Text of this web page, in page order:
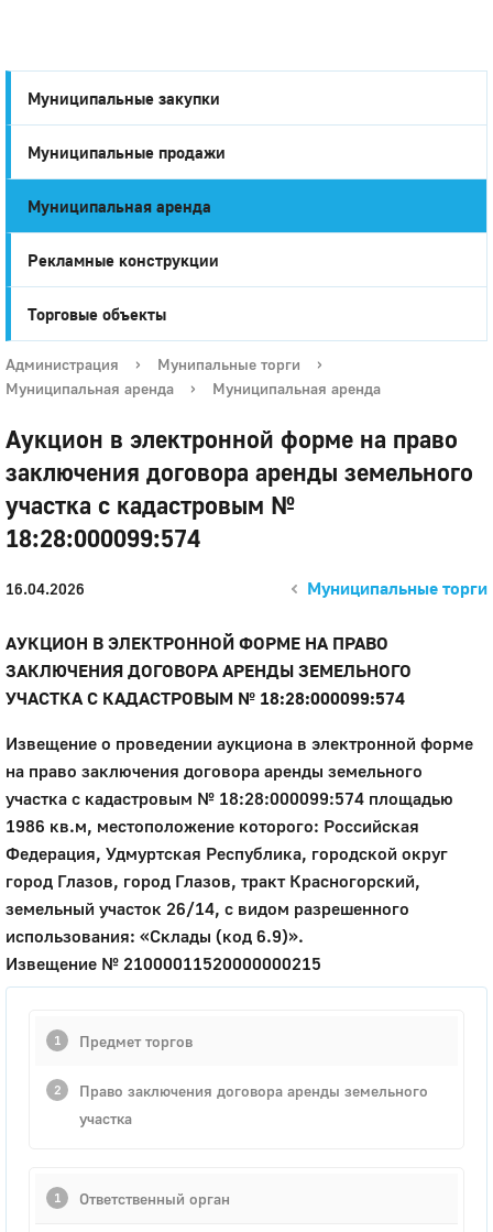
Город
Глазов
Муниципальные закупки
Муниципальные продажи
Муниципальная аренда
Рекламные конструкции
Торговые объекты
Администрация › Мунипальные торги
›
Муниципальная аренда
› Муниципальная аренда
Аукцион в электронной форме на право
заключения договора аренды земельного
участка с кадастровым №
18:28:000099:574
16.04.2026 Муниципальные торги
АУКЦИОН В ЭЛЕКТРОННОЙ ФОРМЕ НА ПРАВО
ЗАКЛЮЧЕНИЯ ДОГОВОРА АРЕНДЫ ЗЕМЕЛЬНОГО
УЧАСТКА С КАДАСТРОВЫМ № 18:28:000099:574
Извещение о проведении аукциона в электронной форме
на право заключения договора аренды земельного
участка с кадастровым № 18:28:000099:574 площадью
1986 кв.м, местоположение которого: Российская
Федерация, Удмуртская Республика, городской округ
город Глазов, город Глазов, тракт Красногорский,
земельный участок 26/14, с видом разрешенного
использования: «Склады (код 6.9)».
Извещение № 21000011520000000215
Предмет торгов
Право заключения договора аренды земельного
участка
Ответственный орган